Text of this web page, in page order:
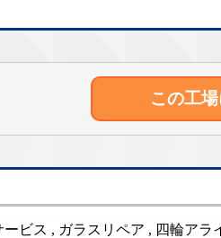
この工
ビス , ガラスリペア , 四輪ア